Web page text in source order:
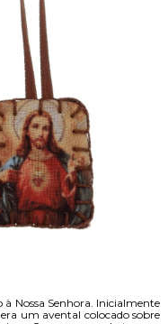
Nossa Senhora. Inicialmente
um avental colocado sobre